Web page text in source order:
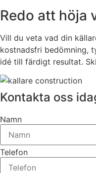
Redo att höja
Vill du veta vad din
kostnadsfri bedömning,
idé till färdigt resultat.
Kontakta oss
Namn
Telefon